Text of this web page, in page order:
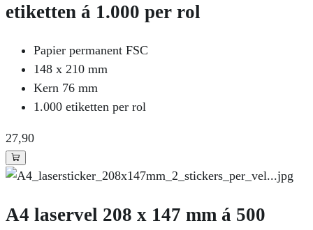
etiketten á 1.000 per rol
Papier permanent FSC
148 x 210 mm
Kern 76 mm
1.000 etiketten per rol
27,90
A4 laservel 208 x 147 mm á 500